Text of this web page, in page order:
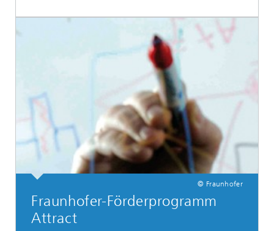
© Fraunhofer
Fraunhofer-Förderprogramm
Attract